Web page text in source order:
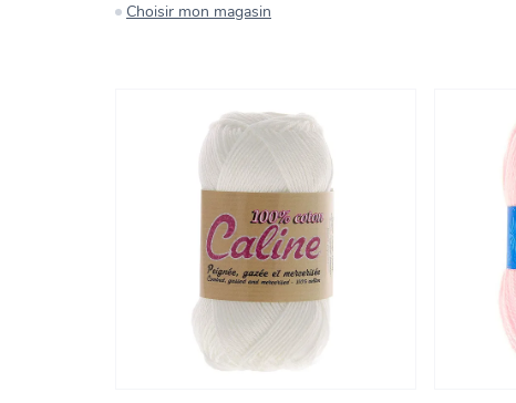
Choisir mon magasin